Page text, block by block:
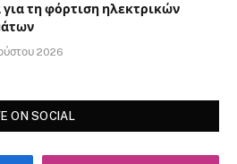
για τη φόρτιση ηλεκτρικών
2026
ON SOCIAL